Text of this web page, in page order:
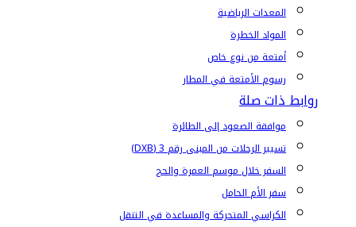
المعدات الرياضية
المواد الخطرة
أمتعة من نوع خاص
رسوم الأمتعة في المطار
روابط ذات صلة
موافقة الصعود إلى الطائرة
تسيير الرحلات من المبنى رقم 3 (DXB)
السفر خلال موسم العمرة والحج
سفر الأم الحامل
الكراسي المتحركة والمساعدة في التنقل